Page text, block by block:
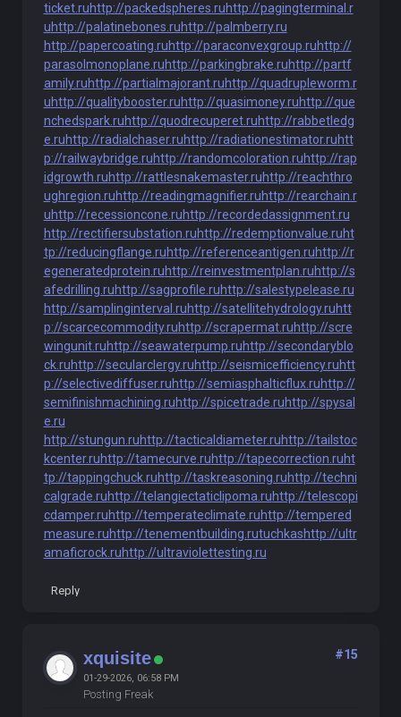
ticket.ruhttp://packedspheres.ruhttp://pagingterminal.r
uhttp://palatinebones.ruhttp://palmberry.ru
http://papercoating.ruhttp://paraconvexgroup.ruhttp://
parasolmonoplane.ruhttp://parkingbrake.ruhttp://partf
amily.ruhttp://partialmajorant.ruhttp://quadrupleworm.r
uhttp://qualitybooster.ruhttp://quasimoney.ruhttp://que
nchedspark.ruhttp://quodrecuperet.ruhttp://rabbetledg
e.ruhttp://radialchaser.ruhttp://radiationestimator.ruhtt
p://railwaybridge.ruhttp://randomcoloration.ruhttp://rap
idgrowth.ruhttp://rattlesnakemaster.ruhttp://reachthro
ughregion.ruhttp://readingmagnifier.ruhttp://rearchain.r
uhttp://recessioncone.ruhttp://recordedassignment.ru
http://rectifiersubstation.ruhttp://redemptionvalue.ruht
tp://reducingflange.ruhttp://referenceantigen.ruhttp://r
egeneratedprotein.ruhttp://reinvestmentplan.ruhttp://s
afedrilling.ruhttp://sagprofile.ruhttp://salestypelease.ru
http://samplinginterval.ruhttp://satellitehydrology.ruhtt
p://scarcecommodity.ruhttp://scrapermat.ruhttp://scre
wingunit.ruhttp://seawaterpump.ruhttp://secondaryblo
ck.ruhttp://secularclergy.ruhttp://seismicefficiency.ruhtt
p://selectivediffuser.ruhttp://semiasphalticflux.ruhttp://
semifinishmachining.ruhttp://spicetrade.ruhttp://spysal
e.ru
http://stungun.ruhttp://tacticaldiameter.ruhttp://tailstoc
kcenter.ruhttp://tamecurve.ruhttp://tapecorrection.ruht
tp://tappingchuck.ruhttp://taskreasoning.ruhttp://techni
calgrade.ruhttp://telangiectaticlipoma.ruhttp://telescopi
cdamper.ruhttp://temperateclimate.ruhttp://tempered
measure.ruhttp://tenementbuilding.rutuchkashttp://ultr
amaficrock.ruhttp://ultraviolettesting.ru
Reply
xquisite
01-29-2026, 06:58 PM
Posting Freak
#15